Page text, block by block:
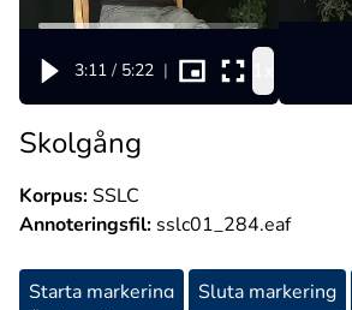
3:11 / 5:22 |
Skolgång
Korpus:SSLC
Annoteringsfil: sslc01_284.eaf
Starta markering Sluta markering